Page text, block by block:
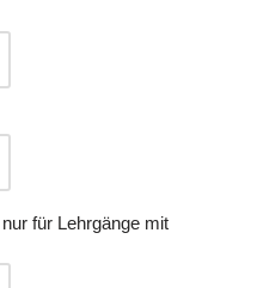
für Lehrgänge mit